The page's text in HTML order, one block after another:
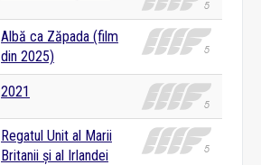
Albă ca Zăpada (film
din 2025)
2021
Regatul Unit al Marii
Britanii și al Irlandei